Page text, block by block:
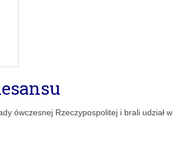
ówczesnej Rzeczypospolitej i brali udział w